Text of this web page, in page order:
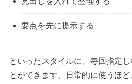
要点を先に提示する
といったスタイルに、毎回指定
とができます。日常的に使うほ